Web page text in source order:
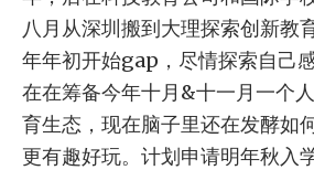
八月从深圳搬到大理探索创新教
年年初开始gap，尽情探索自己
在在筹备今年十月&十一月一个
育生态，现在脑子里还在发酵如
更有趣好玩。计划申请明年秋入